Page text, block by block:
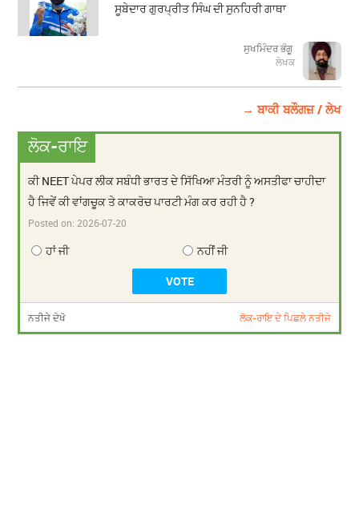
ਸੂਬੇਦਾਰ ਗੁਰਪ੍ਰੀਤ ਸਿੰਘ ਦੀ ਸੁਨਹਿਰੀ ਗਾਥਾ
ਸੁਖਮਿੰਦਰ ਭੰਗੂ
ਲੇਖਕ
→ ਬਾਕੀ ਬਲੌਗਜ਼ / ਲੇਖ
ਲੋਕ-ਰਾਇ
ਕੀ NEET ਪੇਪਰ ਲੀਕ ਸਬੰਧੀ ਭਾਰਤ ਦੇ ਸਿੱਖਿਆ ਮੰਤਰੀ ਨੂੰ ਅਸਤੀਫਾ ਚਾਹੀਦਾ
ਹੈ ਜਿਵੇਂ ਕੀ ਵਾਂਗਚੂਕ ਤੇ ਕਾਕਰੋਚ ਪਾਰਟੀ ਮੰਗ ਕਰ ਰਹੀ ਹੈ ?
Posted on:2026-07-20
ਹਾਂ ਜੀ ਨਹੀਂ ਜੀ
ਨਤੀਜੇ ਦੇਖੋ ਲੋਕ-ਰਾਇ ਦੇ ਪਿਛਲੇ ਨਤੀਜੇ